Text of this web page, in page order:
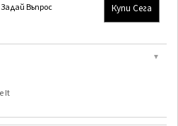
Задай Въпрос Купи Сега
▼
It